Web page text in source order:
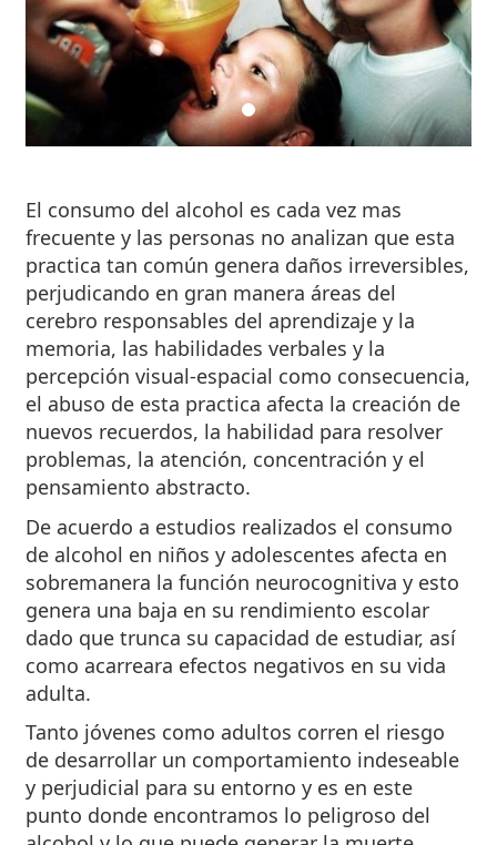
El consumo del alcohol es cada vez mas
frecuente y las personas no analizan que esta
practica tan común genera daños irreversibles,
perjudicando en gran manera áreas del
cerebro responsables del aprendizaje y la
memoria, las habilidades verbales y la
percepción visual-espacial como consecuencia,
el abuso de esta practica afecta la creación de
nuevos recuerdos, la habilidad para resolver
problemas, la atención, concentración y el
pensamiento abstracto.
De acuerdo a estudios realizados el consumo
de alcohol en niños y adolescentes afecta en
sobremanera la función neurocognitiva y esto
genera una baja en su rendimiento escolar
dado que trunca su capacidad de estudiar, así
como acarreara efectos negativos en su vida
adulta.
Tanto jóvenes como adultos corren el riesgo
de desarrollar un comportamiento indeseable
y perjudicial para su entorno y es en este
punto donde encontramos lo peligroso del